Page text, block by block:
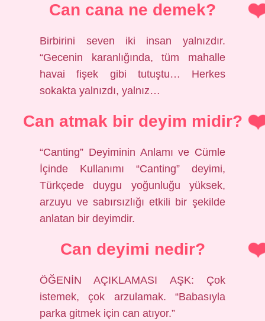
Can cana ne demek?
Birbirini seven iki insan yalnızdır.
“Gecenin karanlığında, tüm mahalle
havai fişek gibi tutuştu… Herkes
sokakta yalnızdı, yalnız…
Can atmak bir deyim midir?
“Canting” Deyiminin Anlamı ve Cümle
İçinde Kullanımı “Canting” deyimi,
Türkçede duygu yoğunluğu yüksek,
arzuyu ve sabırsızlığı etkili bir şekilde
anlatan bir deyimdir.
Can deyimi nedir?
ÖĞENİN AÇIKLAMASI AŞK: Çok
istemek, çok arzulamak. “Babasıyla
parka gitmek için can atıyor.”